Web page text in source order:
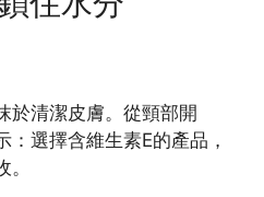
於清潔皮膚。從頸部開
選擇含維生素E的產品，